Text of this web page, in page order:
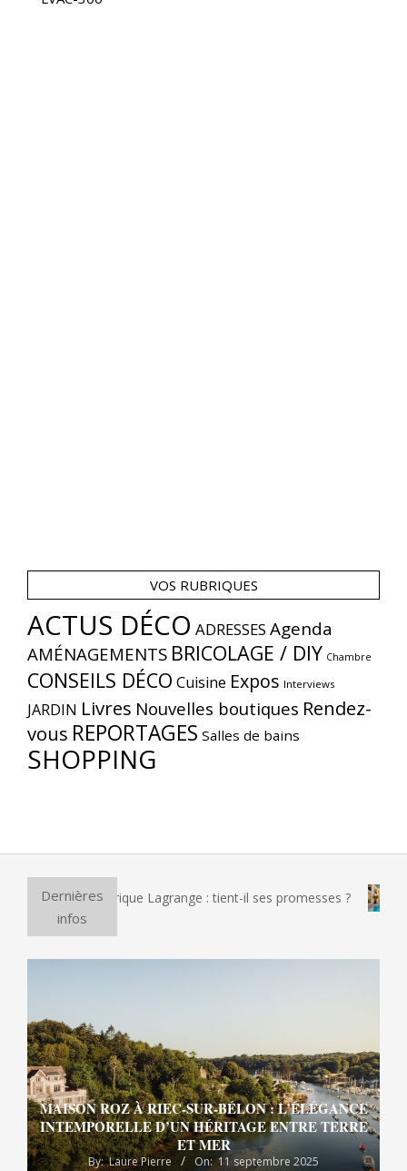
VOS RUBRIQUES
ACTUS DÉCO ADRESSES Agenda
AMÉNAGEMENTS BRICOLAGE / DIY Chambre
CONSEILS DÉCO Cuisine Expos Interviews
JARDIN Livres Nouvelles boutiques Rendez-
vous REPORTAGES Salles de bains
SHOPPING
Dernières
infos
électrique Lagrange : tient-il ses promesses ? Et si
MAISON ROZ À RIEC-SUR-BÉLON : L’ÉLÉGANCE
INTEMPORELLE D’UN HÉRITAGE ENTRE TERRE
ET MER
By: Laure Pierre On: 11 septembre 2025